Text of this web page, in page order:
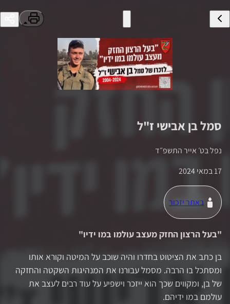
סמלבן אבישי ז"ל
נפל בט׳ אייר התשפ״ד
17 במאי 2024
באתר יזכור
"בעל הרצון החזק מעצב עולמו במו ידיו"
בן כתב את הציטוט בחדרו והיה שוכב על המיטה וקורא אותו
ומסתכל בו הרבה. מסמל עבורנו את המנהיגות השקטה והחזקה
של בן, ומקווים שכך הוא ייזכר וישפיע על עוד רבים לעצב את
עולמם במו ידיהם.